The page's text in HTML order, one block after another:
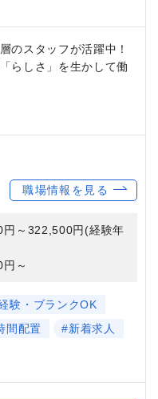
のスタッフが活躍中！
らしさ」を生かして働
職場情報を見る
～322,500円(経験年
～
験・ブランクOK
間配置
#新着求人